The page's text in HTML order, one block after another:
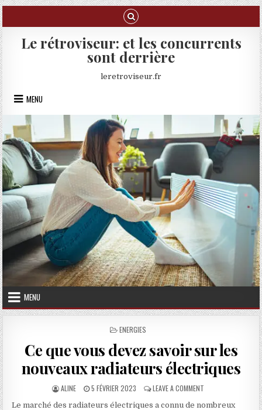
Skip to content
Le rétroviseur: et les concurrents
sont derrière
leretroviseur.fr
MENU
MENU
POSTED IN
ENERGIES
Ce que vous devez savoir sur les
nouveaux radiateurs électriques
AUTHOR:
ALINE PUBLISHED DATE:
5 FÉVRIER 2023 LEAVE A COMMENT ON CE QUE VOUS
Le marché des radiateurs électriques a connu de nombreux